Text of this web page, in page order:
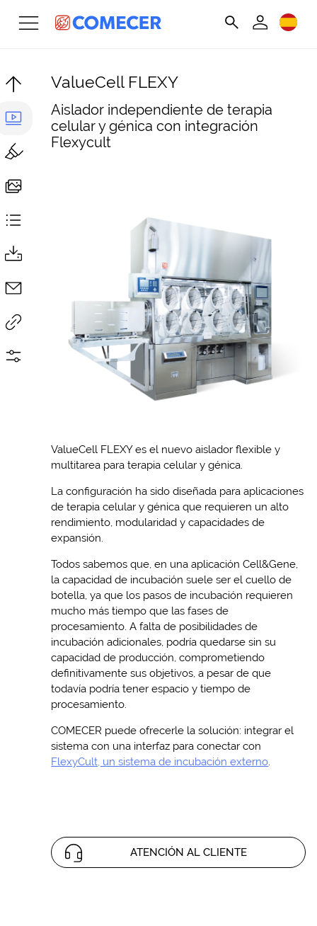
ValueCell FLEXY
Aislador independiente de terapia
celular y génica con integración
Flexycult
ValueCell FLEXY es el nuevo aislador flexible y
multitarea para terapia celular y génica.
La configuración ha sido diseñada para aplicaciones
de terapia celular y génica que requieren un alto
rendimiento, modularidad y capacidades de
expansión.
Todos sabemos que, en una aplicación Cell&Gene,
la capacidad de incubación suele ser el cuello de
botella, ya que los pasos de incubación requieren
mucho más tiempo que las fases de
procesamiento. A falta de posibilidades de
incubación adicionales, podría quedarse sin su
capacidad de producción, comprometiendo
definitivamente sus objetivos, a pesar de que
todavía podría tener espacio y tiempo de
procesamiento.
COMECER puede ofrecerle la solución: integrar el
sistema con una interfaz para conectar con
FlexyCult, un sistema de incubación externo
ATENCIÓN AL CLIENTE